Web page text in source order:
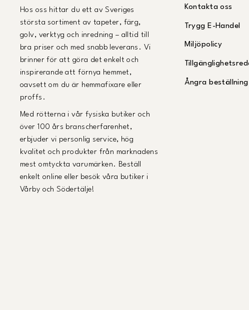
Hos oss hittar du ett av Sveriges
största sortiment av tapeter, färg,
golv, verktyg och inredning – alltid till
bra priser och med snabb leverans. Vi
brinner för att göra det enkelt och
inspirerande att förnya hemmet,
oavsett om du är hemmafixare eller
proffs.
Med rötterna i vår fysiska butiker och
över 100 års branscherfarenhet,
erbjuder vi personlig service, hög
kvalitet och produkter från marknadens
mest omtyckta varumärken. Beställ
enkelt online eller besök våra butiker i
Vårby och Södertälje!
Kontakta oss
Trygg E-Handel
Miljöpolicy
Ångra beställning